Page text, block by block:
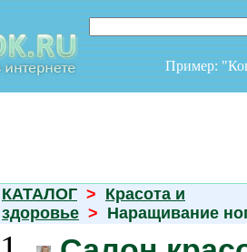
Пример:
КАТАЛОГ > Красота и
здоровье > Наращивание